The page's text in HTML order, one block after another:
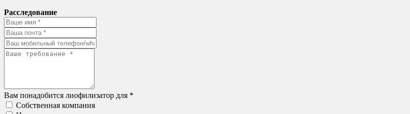
Расследование
Вам понадобится лиофилизатор для *
Собственная компания